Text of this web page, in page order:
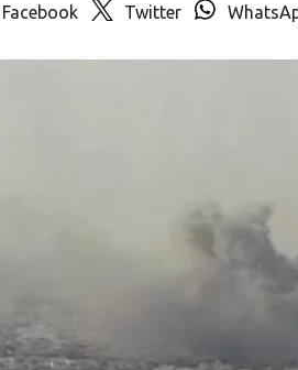
Facebook Twitter